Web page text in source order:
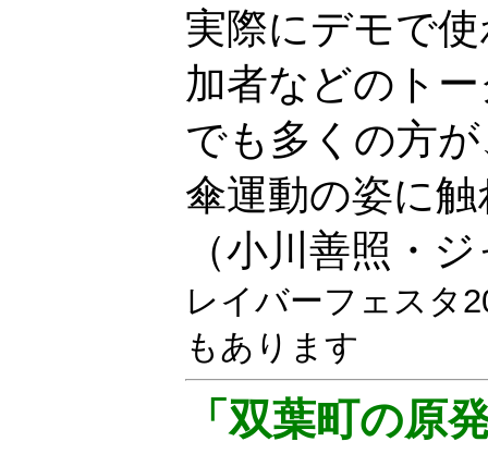
実際にデモで
加者などのト
でも多くの方
傘運動の姿に
（小川善照・
レイバーフェスタ
もあります
「双葉町の原